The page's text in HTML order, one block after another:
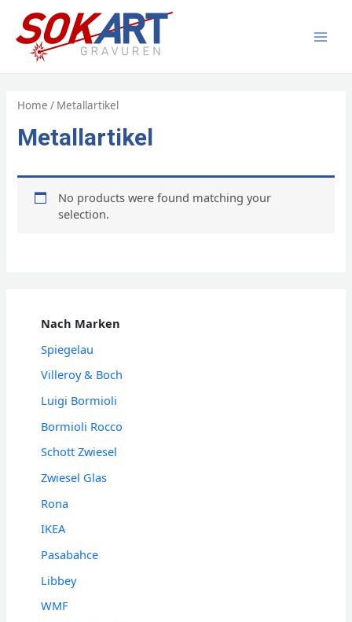
Inhalt
springen
Home / Metallartikel
Metallartikel
No products were found matching your
selection.
Nach Marken
Spiegelau
Villeroy & Boch
Luigi Bormioli
Bormioli Rocco
Schott Zwiesel
Zwiesel Glas
Rona
IKEA
Pasabahce
Libbey
WMF